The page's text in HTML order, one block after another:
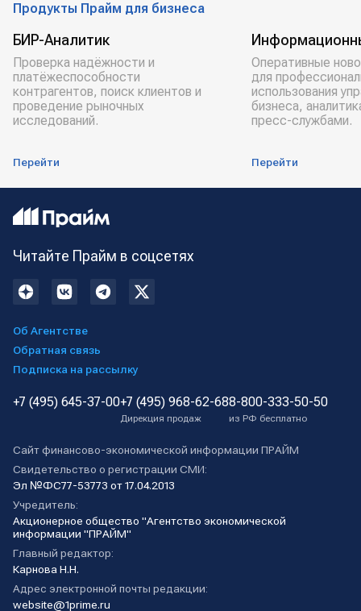
Продукты Прайм для бизнеса
БИР-Аналитик
Проверка надёжности и
платёжеспособности
контрагентов, поиск клиентов и
проведение рыночных
исследований.
Перейти
Оперативные
для
использования
бизнеса,
пресс-службами.
Перейти
Читайте Прайм в соцсетях
Об Агентстве
Обратная связь
Подписка на рассылку
+7 (495) 645-37-00+7 (495) 968-62-68
Дирекция продаж
8-800-333-50-50
из РФ бесплатно
Сайт финансово-экономической информации ПРАЙМ
Свидетельство о регистрации СМИ:
Эл №ФС77-53773 от 17.04.2013
Учредитель:
Акционерное общество "Агентство экономической
информации "ПРАЙМ"
Главный редактор:
Карнова Н.Н.
Адрес электронной почты редакции:
website@1prime.ru